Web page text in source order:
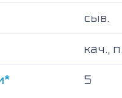
сыв.
кач.,
5